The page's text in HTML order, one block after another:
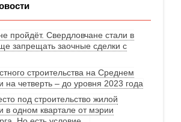
пройдёт. Свердловчане стали в
запрещать заочные сделки с
строительства на Среднем
на четверть – до уровня 2023 года
под строительство жилой
в одном квартале от мэрии